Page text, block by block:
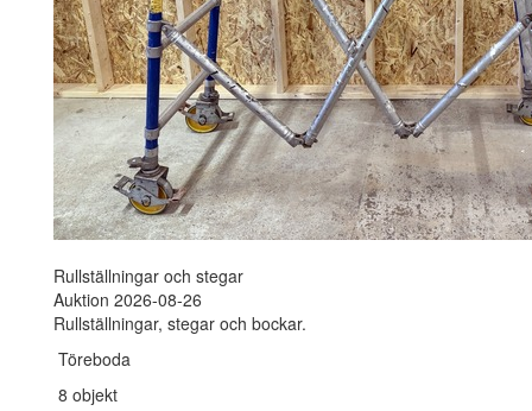
Rullställningar och stegar
Auktion 2026-08-26
Rullställningar, stegar och bockar.
Töreboda
8 objekt